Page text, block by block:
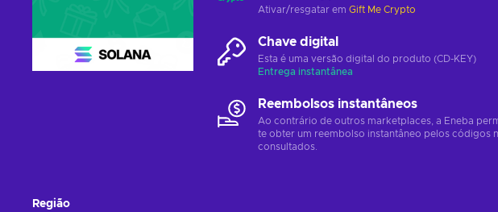
Ativar/resgatar em Gift Me Crypto
Chave digital
Esta é uma versão digital do produto (CD-KEY)
Entrega instantânea
Reembolsos instantâneos
Ao contrário de outros marketplaces, a Eneba
te obter um reembolso instantâneo pelos códigos
consultados.
Região